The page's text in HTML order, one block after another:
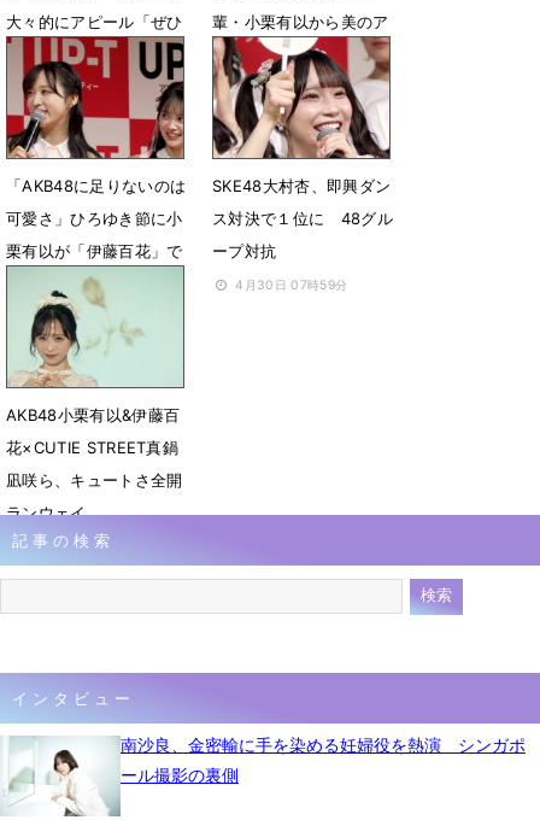
大々的にアピール「ぜひ
注目して頂けたら！」
6月6日 08時10分
輩・小栗有以から美のア
ドバイスも
5月6日 05時52分
「AKB48に足りないのは
可愛さ」ひろゆき節に小
栗有以が「伊藤百花」で
対抗「います！」
4月30日 08時12分
SKE48大村杏、即興ダン
ス対決で１位に 48グル
ープ対抗
4月30日 07時59分
AKB48小栗有以&伊藤百
花×CUTIE STREET真鍋
凪咲ら、キュートさ全開
ランウェイ
4月20日 07時38分
記事の検索
インタビュー
南沙良、金密輸に手を染める妊婦役を熱演 シンガポ
ール撮影の裏側